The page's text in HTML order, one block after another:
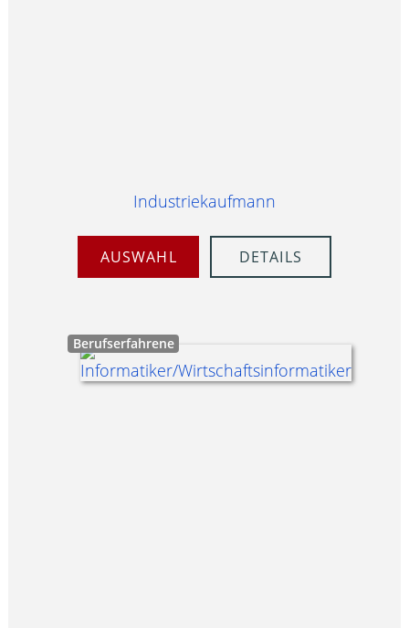
Industriekaufmann
AUSWAHL DETAILS
Berufserfahrene